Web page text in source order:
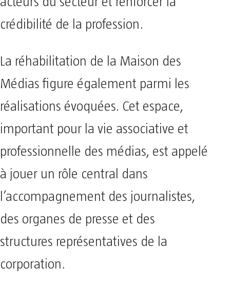
crédibilité de la profession.
La réhabilitation de la Maison des
Médias figure également parmi les
réalisations évoquées. Cet espace,
important pour la vie associative et
professionnelle des médias, est appelé
à jouer un rôle central dans
l’accompagnement des journalistes,
des organes de presse et des
structures représentatives de la
corporation.